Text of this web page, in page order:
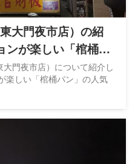
大門夜市店）の紹
ンが楽しい「棺桶パ
門夜市店）について紹介し
楽しい「棺桶パン」の人気